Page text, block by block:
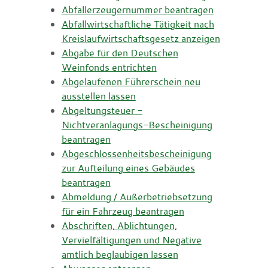
Abfallerzeugernummer beantragen
Abfallwirtschaftliche Tätigkeit nach
Kreislaufwirtschaftsgesetz anzeigen
Abgabe für den Deutschen
Weinfonds entrichten
Abgelaufenen Führerschein neu
ausstellen lassen
Abgeltungsteuer -
Nichtveranlagungs-Bescheinigung
beantragen
Abgeschlossenheitsbescheinigung
zur Aufteilung eines Gebäudes
beantragen
Abmeldung / Außerbetriebsetzung
für ein Fahrzeug beantragen
Abschriften, Ablichtungen,
Vervielfältigungen und Negative
amtlich beglaubigen lassen